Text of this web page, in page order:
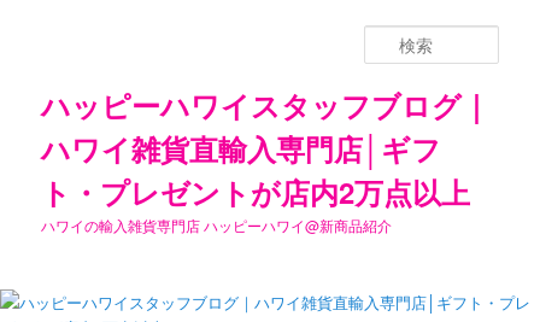
ハッピーハワイスタッフブログ｜
ハワイ雑貨直輸入専門店│ギフ
ト・プレゼントが店内2万点以上
ハワイの輸入雑貨専門店 ハッピーハワイ@新商品紹介
索